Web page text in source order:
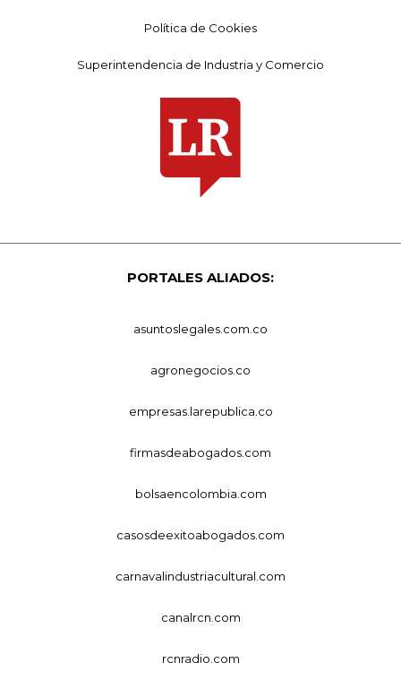
Política de Cookies
Superintendencia de Industria y Comercio
PORTALES ALIADOS:
asuntoslegales.com.co
agronegocios.co
empresas.larepublica.co
firmasdeabogados.com
bolsaencolombia.com
casosdeexitoabogados.com
carnavalindustriacultural.com
canalrcn.com
rcnradio.com